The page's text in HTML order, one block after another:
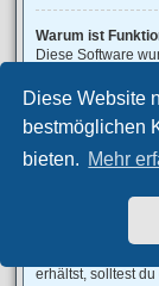
Diese Website
bestmöglichen
bieten. Mehr
Warum ist
Diese Software
denkst, dass
phpBB Ideas, wo
oder neue
Nach oben
An wen soll ich
Anfragen zu
Jeder
geeigneter
erhältst, solltest